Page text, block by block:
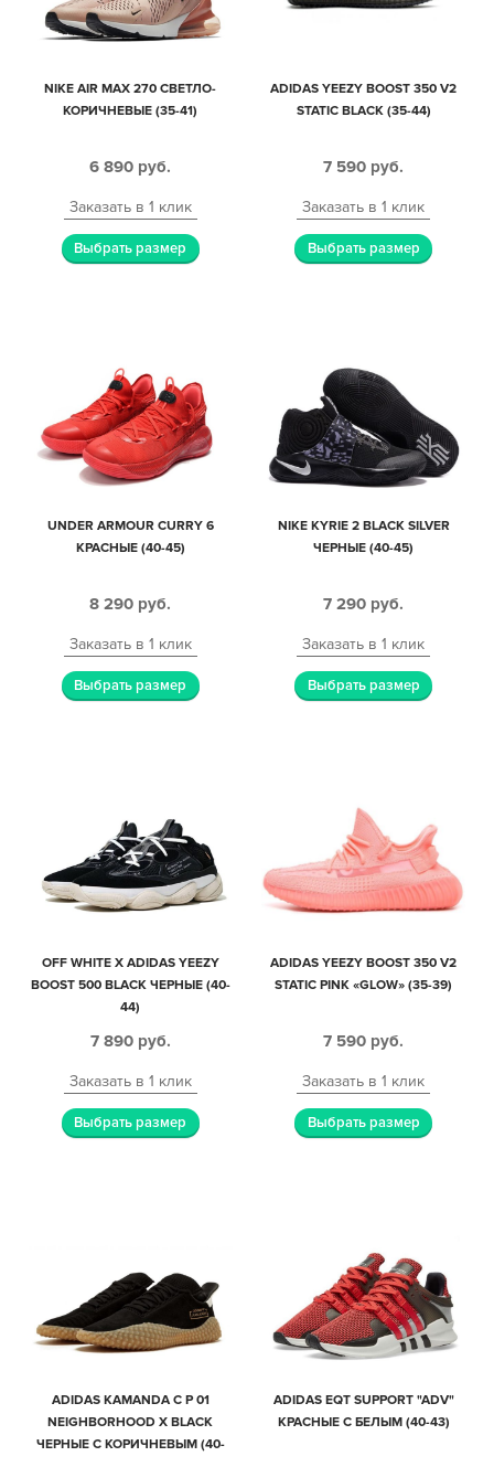
NIKE AIR MAX 270 СВЕТЛО-
КОРИЧНЕВЫЕ (35-41)
6 890 руб.
Заказать в 1 клик
Выбрать размер
ADIDAS YEEZY BOOST 350 V2
STATIC BLACK (35-44)
7 590 руб.
Заказать в 1 клик
Выбрать размер
UNDER ARMOUR CURRY 6
КРАСНЫЕ (40-45)
8 290 руб.
Заказать в 1 клик
Выбрать размер
NIKE KYRIE 2 BLACK SILVER
ЧЕРНЫЕ (40-45)
7 290 руб.
Заказать в 1 клик
Выбрать размер
OFF WHITE X ADIDAS YEEZY
BOOST 500 BLACK ЧЕРНЫЕ (40-
44)
7 890 руб.
Заказать в 1 клик
Выбрать размер
ADIDAS YEEZY BOOST 350 V2
STATIC PINK «GLOW» (35-39)
7 590 руб.
Заказать в 1 клик
Выбрать размер
ADIDAS KAMANDA C P 01
NEIGHBORHOOD X BLACK
ЧЕРНЫЕ С КОРИЧНЕВЫМ (40-
ADIDAS EQT SUPPORT "ADV"
КРАСНЫЕ С БЕЛЫМ (40-43)